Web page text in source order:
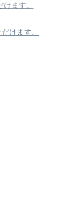
ます。
けます。